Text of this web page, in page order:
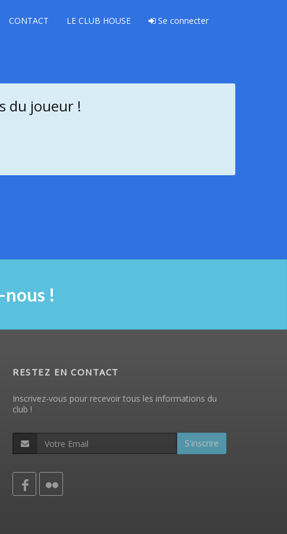
CONTACT LE CLUB HOUSE Se connecter
du joueur !
!
RESTEZ EN CONTACT
Inscrivez-vous pour recevoir tous les informations du
club !
S'inscrire